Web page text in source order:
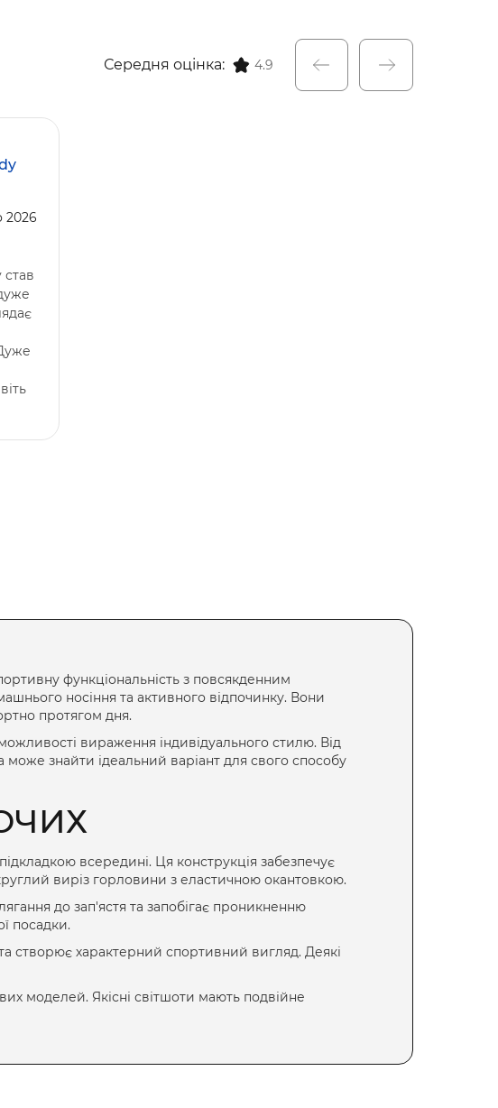
Середня оцінка: 4.9
2026
функціональність з повсякденним
носіння та активного відпочинку. Вони
протягом дня.
вираження індивідуального стилю. Від
знайти ідеальний варіант для свого способу
всередині. Ця конструкція забезпечує
виріз горловини з еластичною окантовкою.
до зап'ястя та запобігає проникненню
посадки.
створює характерний спортивний вигляд. Деякі
моделей. Якісні світшоти мають подвійне
ТА СТИЛЕМ